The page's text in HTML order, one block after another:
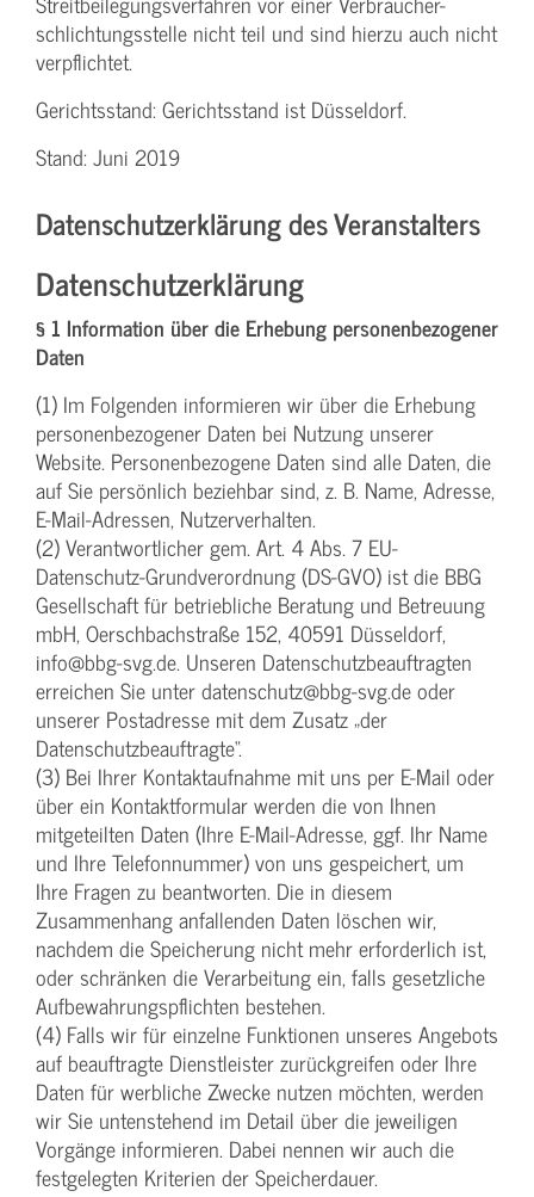
schlichtungs­stelle nicht teil und sind hierzu auch nicht
verpflichtet.
Gerichtsstand: Gerichtsstand ist Düsseldorf.
Stand: Juni 2019
Datenschutzerklärung des Veranstalters
Datenschutzerklärung
§ 1 Information über die Erhebung personenbezogener
Daten
(1) Im Folgenden informieren wir über die Erhebung
personenbezogener Daten bei Nutzung unserer
Website. Personenbezogene Daten sind alle Daten, die
auf Sie persönlich beziehbar sind, z. B. Name, Adresse,
E-Mail-Adressen, Nutzerverhalten.
(2) Verantwortlicher gem. Art. 4 Abs. 7 EU-
Datenschutz-Grundverordnung (DS-GVO) ist die BBG
Gesellschaft für betriebliche Beratung und Betreuung
mbH, Oerschbachstraße 152, 40591 Düsseldorf,
info@bbg-svg.de. Unseren Datenschutzbeauftragten
erreichen Sie unter datenschutz@bbg-svg.de oder
unserer Postadresse mit dem Zusatz „der
Datenschutzbeauftragte“.
(3) Bei Ihrer Kontaktaufnahme mit uns per E-Mail oder
über ein Kontaktformular werden die von Ihnen
mitgeteilten Daten (Ihre E-Mail-Adresse, ggf. Ihr Name
und Ihre Telefonnummer) von uns gespeichert, um
Ihre Fragen zu beantworten. Die in diesem
Zusammenhang anfallenden Daten löschen wir,
nachdem die Speicherung nicht mehr erforderlich ist,
oder schränken die Verarbeitung ein, falls gesetzliche
Aufbewahrungspflichten bestehen.
(4) Falls wir für einzelne Funktionen unseres Angebots
auf beauftragte Dienstleister zurückgreifen oder Ihre
Daten für werbliche Zwecke nutzen möchten, werden
wir Sie untenstehend im Detail über die jeweiligen
Vorgänge informieren. Dabei nennen wir auch die
festgelegten Kriterien der Speicherdauer.